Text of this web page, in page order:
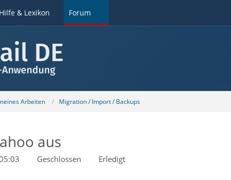
Hilfe & Lexikon Forum
Arbeiten Migration / Import / Backups
aus
Geschlossen Erledigt